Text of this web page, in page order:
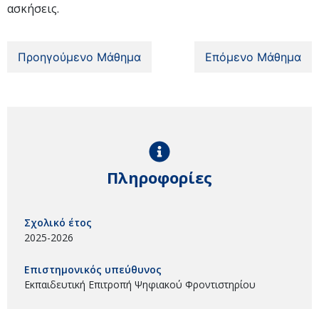
ασκήσεις.
Προηγούμενο Μάθημα Επόμενο Μάθημα
Πληροφορίες
Σχολικό έτος
2025-2026
Επιστημονικός υπεύθυνος
Εκπαιδευτική Επιτροπή Ψηφιακού Φροντιστηρίου